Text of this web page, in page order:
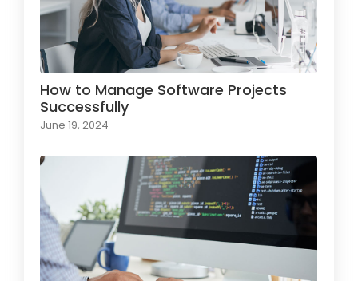
How to Manage Software Projects
Successfully
June 19, 2024